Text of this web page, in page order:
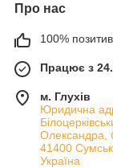
Про нас
100%
Працює з
м. Глухів
Юридична
Олександра,
41400
Україна